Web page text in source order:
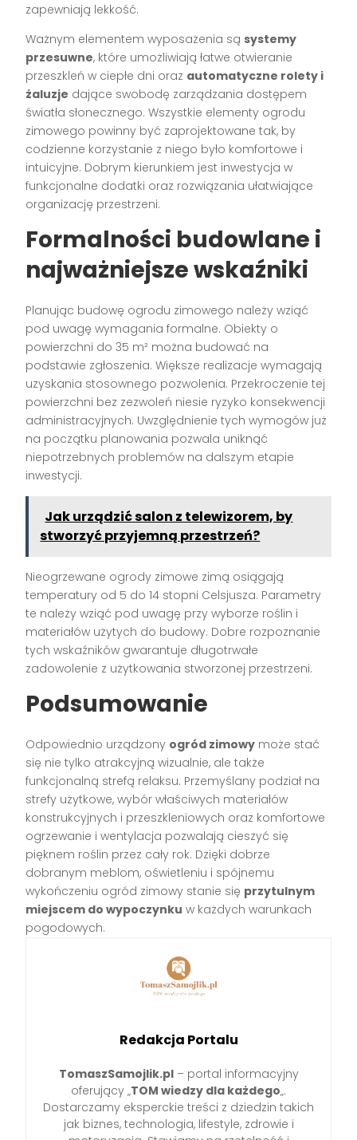
zapewniają lekkość.
Ważnym elementem wyposażenia są systemy
przesuwne, które umożliwiają łatwe otwieranie
przeszkleń w ciepłe dni oraz automatyczne rolety i
żaluzje dające swobodę zarządzania dostępem
światła słonecznego. Wszystkie elementy ogrodu
zimowego powinny być zaprojektowane tak, by
codzienne korzystanie z niego było komfortowe i
intuicyjne. Dobrym kierunkiem jest inwestycja w
funkcjonalne dodatki oraz rozwiązania ułatwiające
organizację przestrzeni.
Formalności budowlane i
najważniejsze wskaźniki
Planując budowę ogrodu zimowego należy wziąć
pod uwagę wymagania formalne. Obiekty o
powierzchni do 35 m² można budować na
podstawie zgłoszenia. Większe realizacje wymagają
uzyskania stosownego pozwolenia. Przekroczenie tej
powierzchni bez zezwoleń niesie ryzyko konsekwencji
administracyjnych. Uwzględnienie tych wymogów już
na początku planowania pozwala uniknąć
niepotrzebnych problemów na dalszym etapie
inwestycji.
Jak urządzić salon z telewizorem, by
stworzyć przyjemną przestrzeń?
Nieogrzewane ogrody zimowe zimą osiągają
temperatury od 5 do 14 stopni Celsjusza. Parametry
te należy wziąć pod uwagę przy wyborze roślin i
materiałów użytych do budowy. Dobre rozpoznanie
tych wskaźników gwarantuje długotrwałe
zadowolenie z użytkowania stworzonej przestrzeni.
Podsumowanie
Odpowiednio urządzony ogród zimowy może stać
się nie tylko atrakcyjną wizualnie, ale także
funkcjonalną strefą relaksu. Przemyślany podział na
strefy użytkowe, wybór właściwych materiałów
konstrukcyjnych i przeszkleniowych oraz komfortowe
ogrzewanie i wentylacja pozwalają cieszyć się
pięknem roślin przez cały rok. Dzięki dobrze
dobranym meblom, oświetleniu i spójnemu
wykończeniu ogród zimowy stanie się przytulnym
miejscem do wypoczynku w każdych warunkach
pogodowych.
Redakcja Portalu
TomaszSamojlik.pl– portal informacyjny
oferujący „TOM wiedzy dla każdego„.
Dostarczamy eksperckie treści z dziedzin takich
jak biznes, technologia, lifestyle, zdrowie i